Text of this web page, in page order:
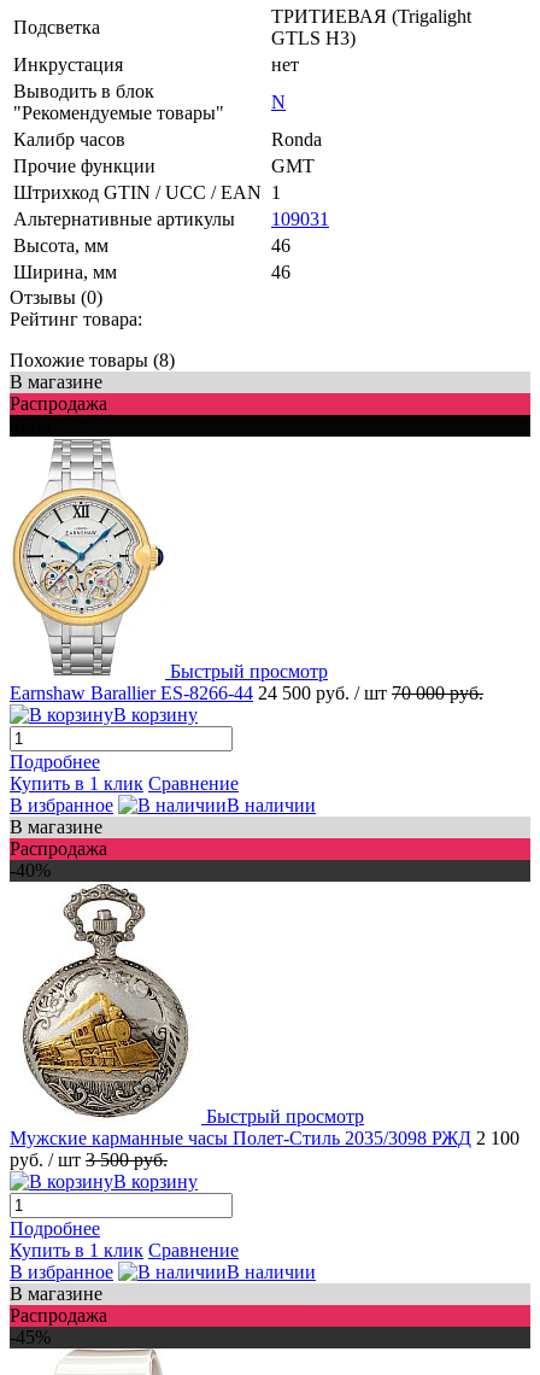
Подсветка
ТРИТИЕВАЯ (Trigalight
GTLS H3)
Инкрустация
нет
Выводить в блок
"Рекомендуемые товары"
N
Калибр часов
Ronda
Прочие функции
GMT
Штрихкод GTIN / UCC / EAN 1
Альтернативные артикулы
109031
Высота, мм
46
Ширина, мм
46
Отзывы (0)
Рейтинг товара:
Похожие товары (8)
В магазине
Распродажа
Быстрый просмотр
Earnshaw Barallier ES-8266-44 24 500 руб. / шт 70 000 руб.
В корзину
Подробнее
Купить в 1 клик Сравнение
В избранное
В наличии
В магазине
Распродажа
-40%
Быстрый просмотр
Мужские карманные часы Полет-Стиль 2035/3098 РЖД 2 100
руб. / шт 3 500 руб.
В корзину
Подробнее
Купить в 1 клик Сравнение
В избранное
В наличии
В магазине
Распродажа
-45%